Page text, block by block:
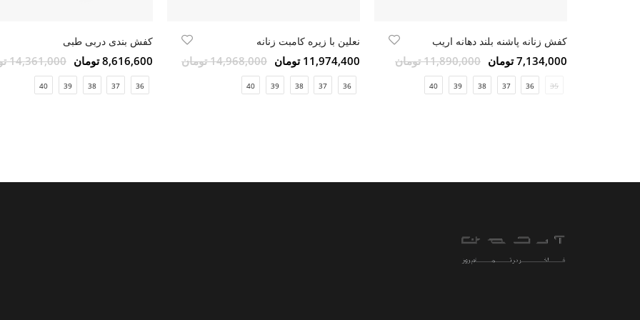
کفش زنانه پاشنه بلند دهانه اریب
7,134,000 تومان 11,890,000 تومان
35
36
37
38
39
40
نعلین با زیره کامبت زنانه
11,974,400 تومان 14,968,000 تومان
36
37
38
39
40
کفش بندی دربی طبی
8,616,600 تومان 14,361,000 تومان
36
37
38
39
40